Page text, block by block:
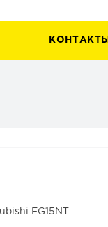
КОНТАКТЫ
FG15NT